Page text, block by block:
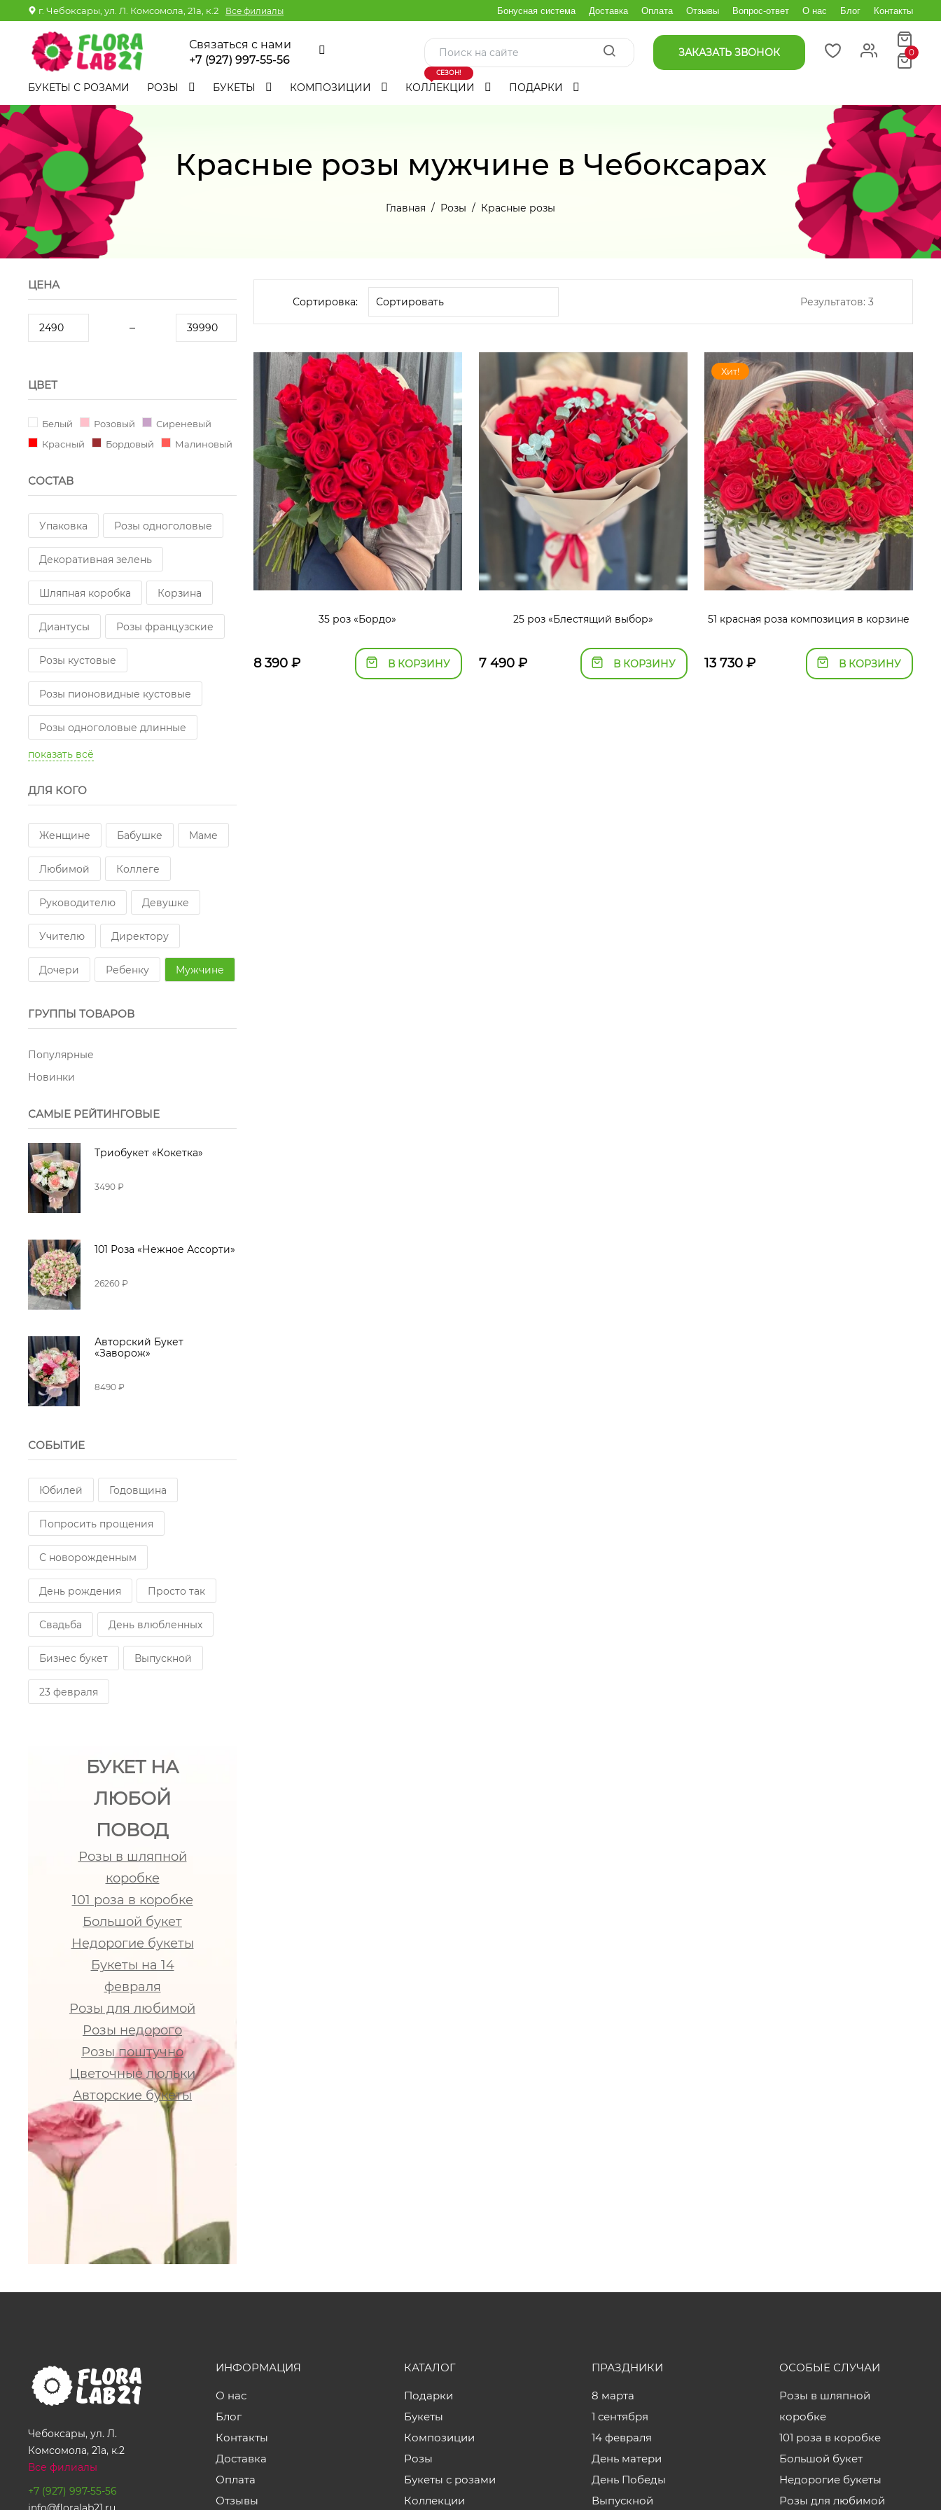
г. Чебоксары, ул. Л. Комсомола, 21а, к.2 Все филиалы Бонусная система Доставка Оплата Отзывы Вопрос-ответ О нас Блог Контакты
Связаться с нами
+7 (927) 997-55-56
ЗАКАЗАТЬ ЗВОНОК 0
БУКЕТЫ С РОЗАМИ РОЗЫ БУКЕТЫ КОМПОЗИЦИИ КОЛЛЕКЦИИ
СЕЗОН!
ПОДАРКИ
Красные розы мужчине в Чебоксарах
Главная Розы Красные розы
ЦЕНА
ЦВЕТ
Белый Розовый
Сиреневый
Красный
Бордовый Малиновый
СОСТАВ
Упаковка Розы одноголовые
Декоративная зелень
Шляпная коробка Корзина
Диантусы Розы французские
Розы кустовые
Розы пионовидные кустовые
Розы одноголовые длинные
показать всё
ДЛЯ КОГО
Женщине Бабушке Маме
Любимой Коллеге
Руководителю Девушке
Учителю Директору
Дочери Ребенку Мужчине
ГРУППЫ ТОВАРОВ
Популярные
Новинки
САМЫЕ РЕЙТИНГОВЫЕ
Триобукет «Кокетка»
3490 ₽
101 Роза «Нежное Ассорти»
26260 ₽
Авторский Букет
«Заворож»
8490 ₽
СОБЫТИЕ
Юбилей Годовщина
Попросить прощения
С новорожденным
День рождения Просто так
Свадьба День влюбленных
Бизнес букет Выпускной
23 февраля
БУКЕТ НА
ЛЮБОЙ
ПОВОД
Розы в шляпной
коробке
101 роза в коробке
Большой букет
Недорогие букеты
Букеты на 14
февраля
Розы для любимой
Розы недорого
Розы поштучно
Цветочные люльки
Авторские букеты
Сортировка: Результатов: 3
35 роз «Бордо»
8 390 ₽ В КОРЗИНУ
25 роз «Блестящий выбор»
7 490₽ В КОРЗИНУ
Хит!
51 красная роза композиция в корзине
13 730₽ В КОРЗИНУ
Чебоксары, ул. Л.
Комсомола, 21а, к.2
Все филиалы
+7 (927) 997-55-56
ИНФОРМАЦИЯ
О нас
Блог
Контакты
Доставка
Оплата
Отзывы
КАТАЛОГ
Подарки
Букеты
Композиции
Розы
Букеты с розами
Коллекции
ПРАЗДНИКИ
8 марта
1 сентября
14 февраля
День матери
День Победы
Выпускной
ОСОБЫЕ СЛУЧАИ
Розы в шляпной
коробке
101 роза в коробке
Большой букет
Недорогие букеты
Розы для любимой